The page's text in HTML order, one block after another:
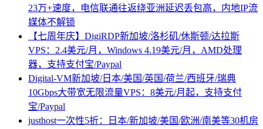
23万+速度，电信联通往返绕亚洲延迟丢包高，内地IP流
媒体不解锁
【七周年庆】DigiRDP新加坡/洛杉矶/休斯顿/达拉斯
VPS：2.4美元/月，Windows 4.19美元/月，AMD处理
器，支持支付宝/Paypal
Digital-VM新加坡/日本/美国/英国/荷兰/西班牙/瑞典
10Gbps大带宽无限流量VPS：8美元/月起，支持支付
宝/Paypal
justhost一次性5折：日本/新加坡/美国/欧洲/南美等30机房